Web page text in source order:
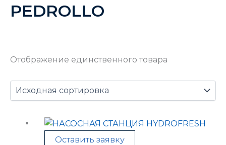
PEDROLLO
Отображение единственного товара
Оставить заявку